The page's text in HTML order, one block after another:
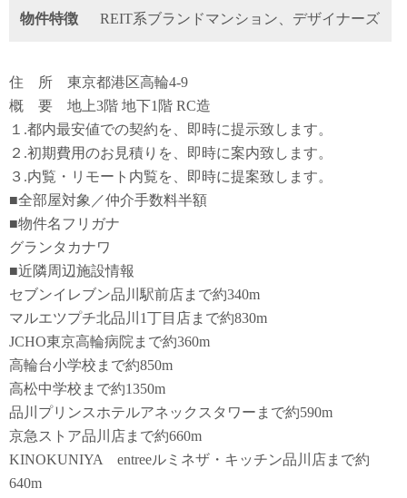
物件特徴 REIT系ブランドマンション、デザイナーズ
住 所 東京都港区高輪4-9
概 要 地上3階 地下1階 RC造
１.都内最安値での契約を、即時に提示致します。
２.初期費用のお見積りを、即時に案内致します。
３.内覧・リモート内覧を、即時に提案致します。
■全部屋対象／仲介手数料半額
■物件名フリガナ
グランタカナワ
■近隣周辺施設情報
セブンイレブン品川駅前店まで約340m
マルエツプチ北品川1丁目店まで約830m
JCHO東京高輪病院まで約360m
高輪台小学校まで約850m
高松中学校まで約1350m
品川プリンスホテルアネックスタワーまで約590m
京急ストア品川店まで約660m
KINOKUNIYA entreeルミネザ・キッチン品川店まで約
640m